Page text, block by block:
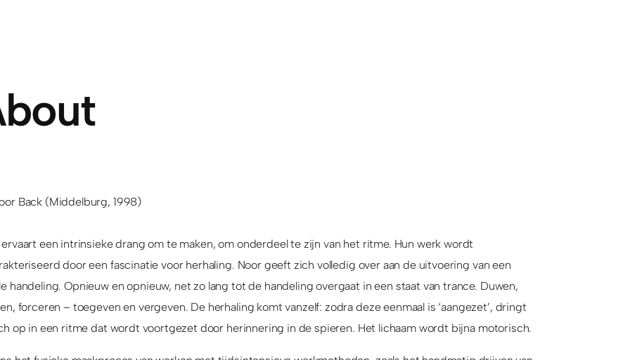
Back (Middelburg, 1998)
ervaart een intrinsieke drang om te maken, om onderdeel te zijn van het ritme. Hun werk wordt
door een fascinatie voor herhaling. Noor geeft zich volledig over aan de uitvoering van een
handeling. Opnieuw en opnieuw, net zo lang tot de handeling overgaat in een staat van trance. Duwen,
forceren – toegeven en vergeven. De herhaling komt vanzelf: zodra deze eenmaal is ‘aangezet’, dringt
op in een ritme dat wordt voortgezet door herinnering in de spieren. Het lichaam wordt bijna motorisch.